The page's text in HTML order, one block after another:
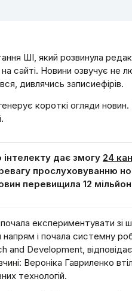
ШІ, який розвинула
сайті. Новини озвучує не
дивлячись записиефірів.
короткі огляди
дає змогу 24
прослуховуванню
перевищила 12
почала експериментувати зі
напрям і почала системну
and Development,
Вероніка Гавриленко
технологій.